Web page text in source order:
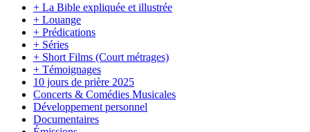
+ La Bible expliquée et illustrée
+ Louange
+ Prédications
+ Séries
+ Short Films (Court métrages)
+ Témoignages
10 jours de prière 2025
Concerts & Comédies Musicales
Développement personnel
Documentaires